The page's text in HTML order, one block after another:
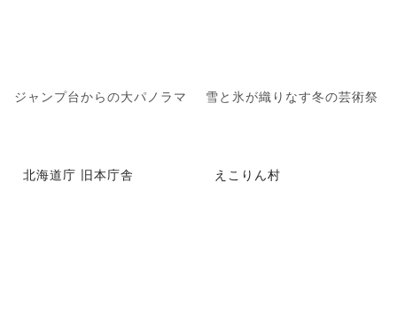
ジャンプ台からの大パノラマ 雪と氷が織りなす冬の芸術祭
北海道庁 旧本庁舎 えこりん村